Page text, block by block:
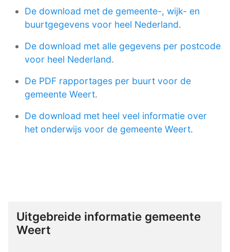
De download met de gemeente-, wijk- en
buurtgegevens voor heel Nederland.
De download met alle gegevens per postcode
voor heel Nederland.
De PDF rapportages per buurt voor de
gemeente Weert.
De download met heel veel informatie over
het onderwijs voor de gemeente Weert.
Uitgebreide informatie gemeente
Weert